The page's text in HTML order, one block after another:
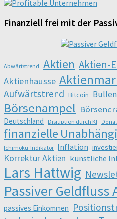
Finanziell frei mit der
Abwärtstrend Aktien Aktien-
Aktienhausse
Aufwärtstrend Bitcoin
Börsenampel
Deutschland Disruption durch KI
finanzielle
Ichimoku-Indikator Inflation
Korrektur Aktien künstliche
Lars Hattwig
Passiver Geldfluss
passives Einkommen